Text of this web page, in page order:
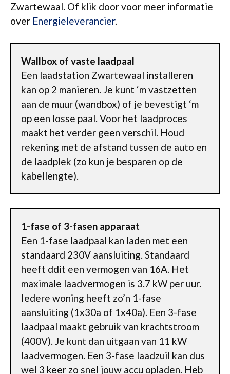
Zwartewaal. Of klik door voor meer informatie
over Energieleverancier.
Wallbox of vaste laadpaal
Een laadstation Zwartewaal installeren
kan op 2 manieren. Je kunt ‘m vastzetten
aan de muur (wandbox) of je bevestigt ‘m
op een losse paal. Voor het laadproces
maakt het verder geen verschil. Houd
rekening met de afstand tussen de auto en
de laadplek (zo kun je besparen op de
kabellengte).
1-fase of 3-fasen apparaat
Een 1-fase laadpaal kan laden met een
standaard 230V aansluiting. Standaard
heeft ddit een vermogen van 16A. Het
maximale laadvermogen is 3.7 kW per uur.
Iedere woning heeft zo’n 1-fase
aansluiting (1x30a of 1x40a). Een 3-fase
laadpaal maakt gebruik van krachtstroom
(400V). Je kunt dan uitgaan van 11 kW
laadvermogen. Een 3-fase laadzuil kan dus
wel 3 keer zo snel jouw accu opladen. Heb